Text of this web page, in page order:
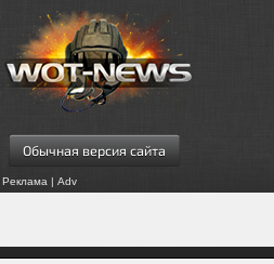
Обычная версия сайта
Реклама | Adv